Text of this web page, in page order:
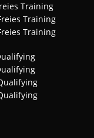
Training
Training
Training